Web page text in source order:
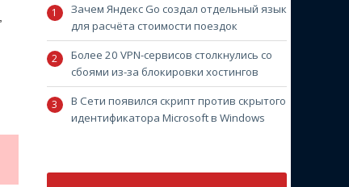
Зачем Яндекс Go создал отдельный язык
для расчёта стоимости поездок
Более 20 VPN-сервисов столкнулись со
сбоями из-за блокировки хостингов
В Сети появился скрипт против скрытого
идентификатора Microsoft в Windows